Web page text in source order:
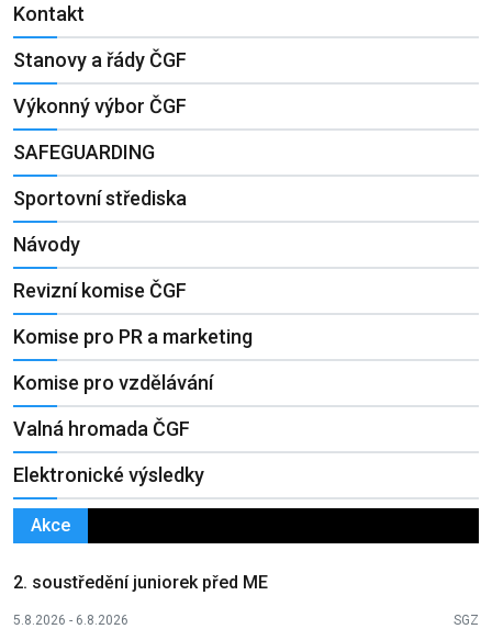
Kontakt
Stanovy a řády ČGF
Výkonný výbor ČGF
SAFEGUARDING
Sportovní střediska
Návody
Revizní komise ČGF
Komise pro PR a marketing
Komise pro vzdělávání
Valná hromada ČGF
Elektronické výsledky
Akce
2. soustředění juniorek před ME
5.8.2026 - 6.8.2026 SGZ